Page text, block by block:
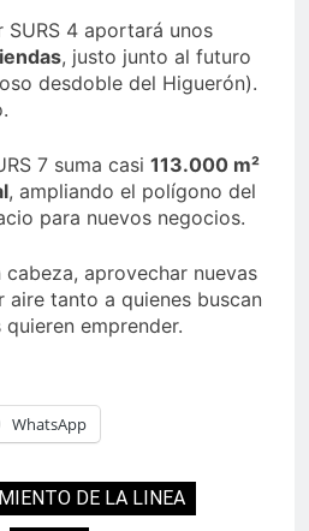
4 aportará unos
, justo junto al futuro
desdoble del Higuerón).
7 suma casi 113.000 m²
, ampliando el polígono del
para nuevos negocios.
cabeza, aprovechar nuevas
aire tanto a quienes buscan
emprender.
WhatsApp
DE LA LINEA